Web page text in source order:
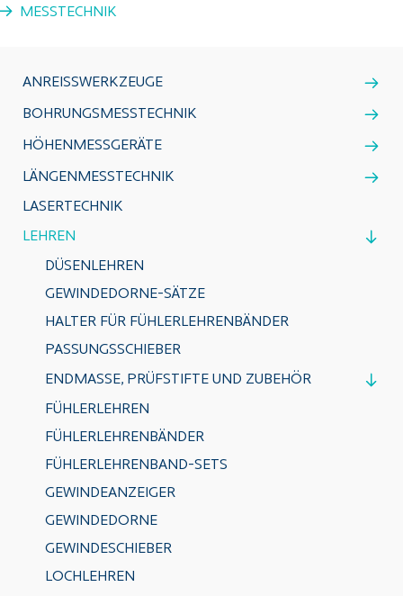
MESSTECHNIK
ANREISSWERKZEUGE
BOHRUNGSMESSTECHNIK
HÖHENMESSGERÄTE
LÄNGENMESSTECHNIK
LASERTECHNIK
LEHREN
DÜSENLEHREN
GEWINDEDORNE-SÄTZE
HALTER FÜR FÜHLERLEHRENBÄNDER
PASSUNGSSCHIEBER
ENDMASSE, PRÜFSTIFTE UND ZUBEHÖR
FÜHLERLEHREN
FÜHLERLEHRENBÄNDER
FÜHLERLEHRENBAND-SETS
GEWINDEANZEIGER
GEWINDEDORNE
GEWINDESCHIEBER
LOCHLEHREN